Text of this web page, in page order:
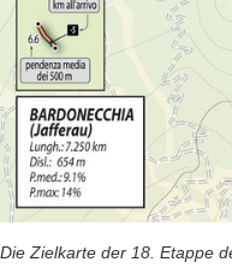
Die Zielkarte der 18. Etappe